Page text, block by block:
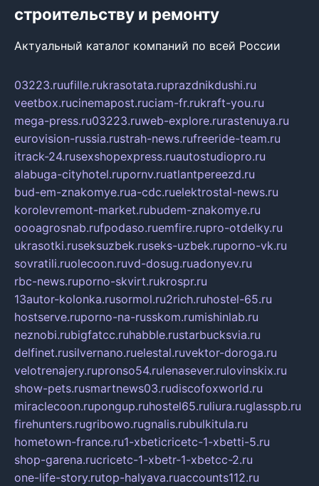
строительству и ремонту
Актуальный каталог компаний по всей России
03223.ruufille.rukrasotata.ruprazdnikdushi.ru
veetbox.rucinemapost.ruciam-fr.rukraft-you.ru
mega-press.ru03223.ruweb-explore.rurastenuya.ru
eurovision-russia.rustrah-news.rufreeride-team.ru
itrack-24.rusexshopexpress.ruautostudiopro.ru
alabuga-cityhotel.rupornv.ruatlantpereezd.ru
bud-em-znakomye.rua-cdc.ruelektrostal-news.ru
korolevremont-market.rubudem-znakomye.ru
oooagrosnab.rufpodaso.ruemfire.rupro-otdelky.ru
ukrasotki.ruseksuzbek.ruseks-uzbek.ruporno-vk.ru
sovratili.ruolecoon.ruvd-dosug.ruadonyev.ru
rbc-news.ruporno-skvirt.rukrospr.ru
13autor-kolonka.rusormol.ru2rich.ruhostel-65.ru
hostserve.ruporno-na-russkom.rumishinlab.ru
neznobi.rubigfatcc.ruhabble.rustarbucksvia.ru
delfinet.rusilvernano.ruelestal.ruvektor-doroga.ru
velotrenajery.rupronso54.rulenasever.rulovinskix.ru
show-pets.rusmartnews03.rudiscofoxworld.ru
miraclecoon.rupongup.ruhostel65.ruliura.ruglasspb.ru
firehunters.rugribowo.rugnalis.rubulkitula.ru
hometown-france.ru1-xbeticricetc-1-xbetti-5.ru
shop-garena.rucricetc-1-xbetr-1-xbetcc-2.ru
one-life-story.rutop-halyava.ruaccounts112.ru